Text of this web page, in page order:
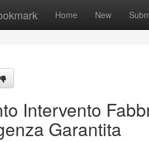
Home New
Intervento
Garantita